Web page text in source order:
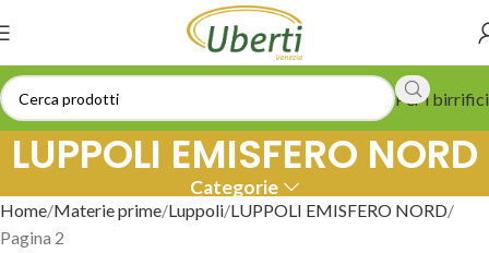
Per i birrifici
LUPPOLI EMISFERO NORD
Categorie
Home Materie prime Luppoli LUPPOLI EMISFERO NORD
Pagina 2